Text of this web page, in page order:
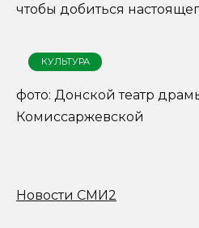
чтобы добиться
КУЛЬТУРА
фото: Донской театр
Комиссаржевской
Новости СМИ2